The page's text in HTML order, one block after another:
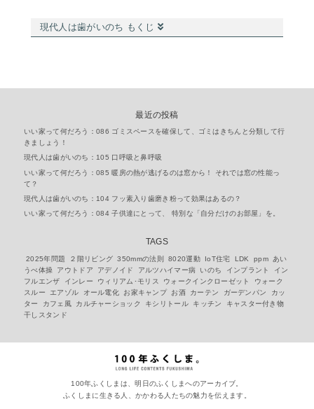
現代人は歯がいのち もくじ
最近の投稿
いい家って何だろう：086 ゴミスペースを確保して、ゴミはきちんと分類して行
きましょう！
現代人は歯がいのち：105 口呼吸と鼻呼吸
いい家って何だろう：085 暖房の熱が逃げるのは窓から！ それでは窓の性能っ
て？
現代人は歯がいのち：104 フッ素入り歯磨き粉って効果はあるの？
いい家って何だろう：084 子供達にとって、 特別な「自分だけのお部屋」を。
TAGS
2025年問題 ２階リビング 350mmの法則 8020運動 IoT住宅 LDK ppm
あい
うべ体操
アウトドア アデノイド アルツハイマー病 いのち インプラント
イン
フルエンザ
インレー ウィリアム･モリス ウォークインクローゼット
ウォーク
スルー
エアゾル オール電化 お家キャンプ お酒 カーテン ガーデンパン
カッ
ター
カフェ風 カルチャーショック キシリトール キッチン
キャスター付き物
干しスタンド
100年ふくしまは、明日のふくしまへのアーカイブ。
ふくしまに生きる人、かかわる人たちの魅力を伝えます。